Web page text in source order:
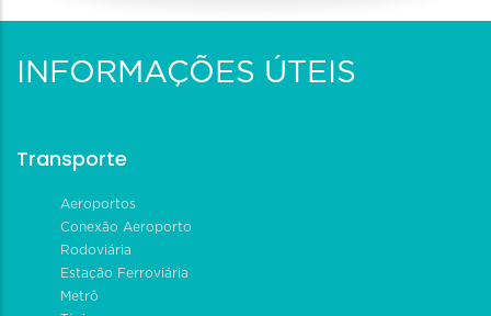
INFORMAÇÕES ÚTEIS
Transporte
Aeroportos
Conexão Aeroporto
Rodoviária
Estação Ferroviária
Metrô